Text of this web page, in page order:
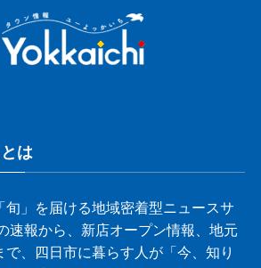
は
旬」を届ける地域密着型ニュースサ
速報から、新店オープン情報、地元
で、四日市に暮らす人が「今、知り